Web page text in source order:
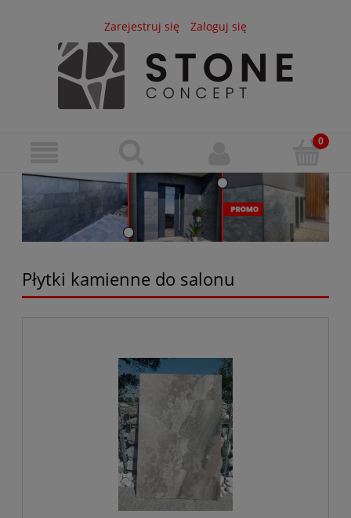
Zarejestruj się Zaloguj się
Płytki kamienne do salonu